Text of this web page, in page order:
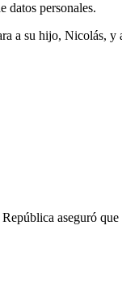
datos personales.
a su hijo, Nicolás, y
aseguró